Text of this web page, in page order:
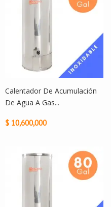
Calentador De Acumulación
De Agua A Gas...
$ 10,600,000